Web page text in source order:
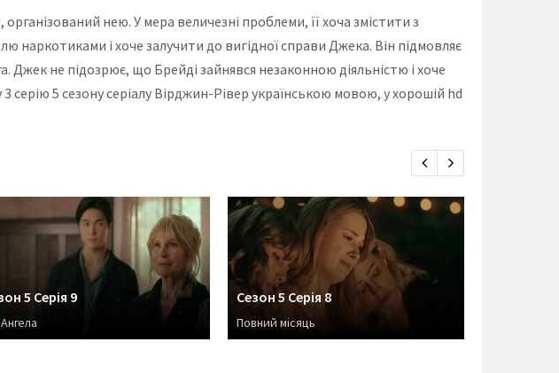
нею. У мера величезні проблеми, її хоча змістити з
наркотиками і хоче залучити до вигідної справи Джека. Він підмовляє
Джек не підозрює, що Брейді зайнявся незаконною діяльністю і хоче
серію 5 сезону серіалу Вірджин-Рівер українською мовою, у хорошій hd
5 Серія 9 Сезон 5 Серія 8
Повний місяць